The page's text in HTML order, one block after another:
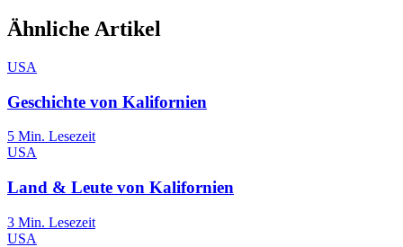
Ähnliche Artikel
USA
Geschichte von Kalifornien
5 Min. Lesezeit
USA
Land & Leute von Kalifornien
3 Min. Lesezeit
USA